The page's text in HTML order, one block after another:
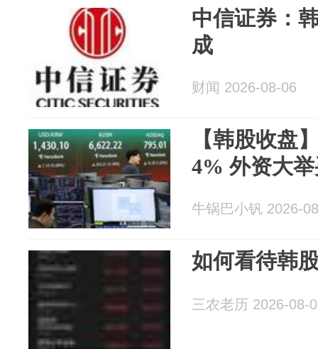
中信证券：
成
财闻 2026-08-06
【韩股收盘
4% 外资大
牛锅巴小钒 2026-
如何看待韩
三农老历 2026-08-